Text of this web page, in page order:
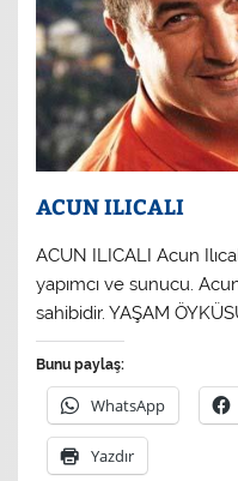
ACUN ILICALI
ACUN ILICALI Acun
yapımcı ve sunucu.
sahibidir. YAŞAM
Bunu paylaş:
WhatsApp
Yazdır